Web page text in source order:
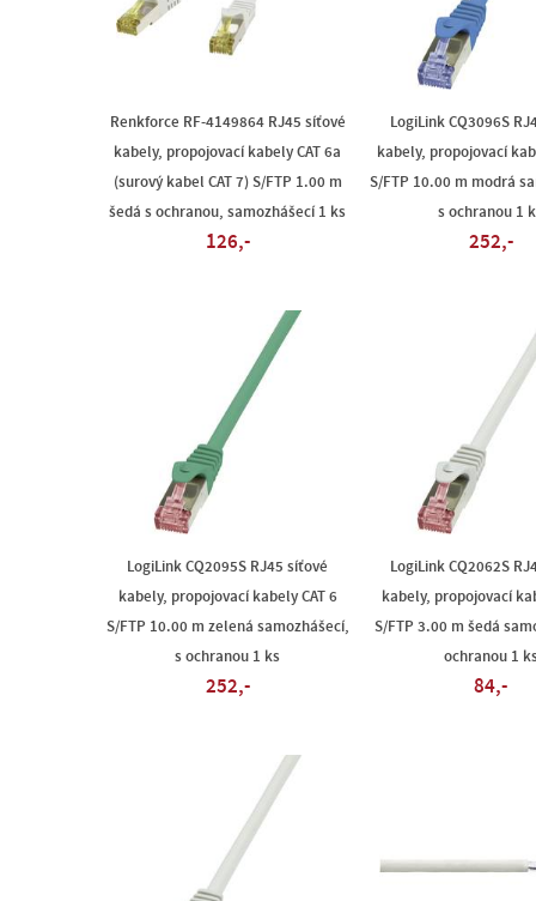
Renkforce RF-4149864 RJ45 síťové
kabely, propojovací kabely CAT 6a
(surový kabel CAT 7) S/FTP 1.00 m
šedá s ochranou, samozhášecí 1 ks
126,-
LogiLink CQ3096S
kabely, propojovací
S/FTP 10.00 m modrá
s ochranou 1
252,-
LogiLink CQ2095S RJ45 síťové
kabely, propojovací kabely CAT 6
S/FTP 10.00 m zelená samozhášecí,
s ochranou 1 ks
252,-
LogiLink CQ2062S
kabely, propojovací
S/FTP 3.00 m šedá
ochranou 1
84,-